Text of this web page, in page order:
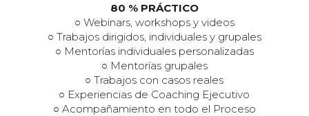
80 % PRÁCTICO
○ Webinars, workshops y videos
○ Trabajos dirigidos, individuales y grupales
○ Mentorías individuales personalizadas
○ Mentorías grupales
○ Trabajos con casos reales
○ Experiencias de Coaching Ejecutivo
○ Acompañamiento en todo el Proceso